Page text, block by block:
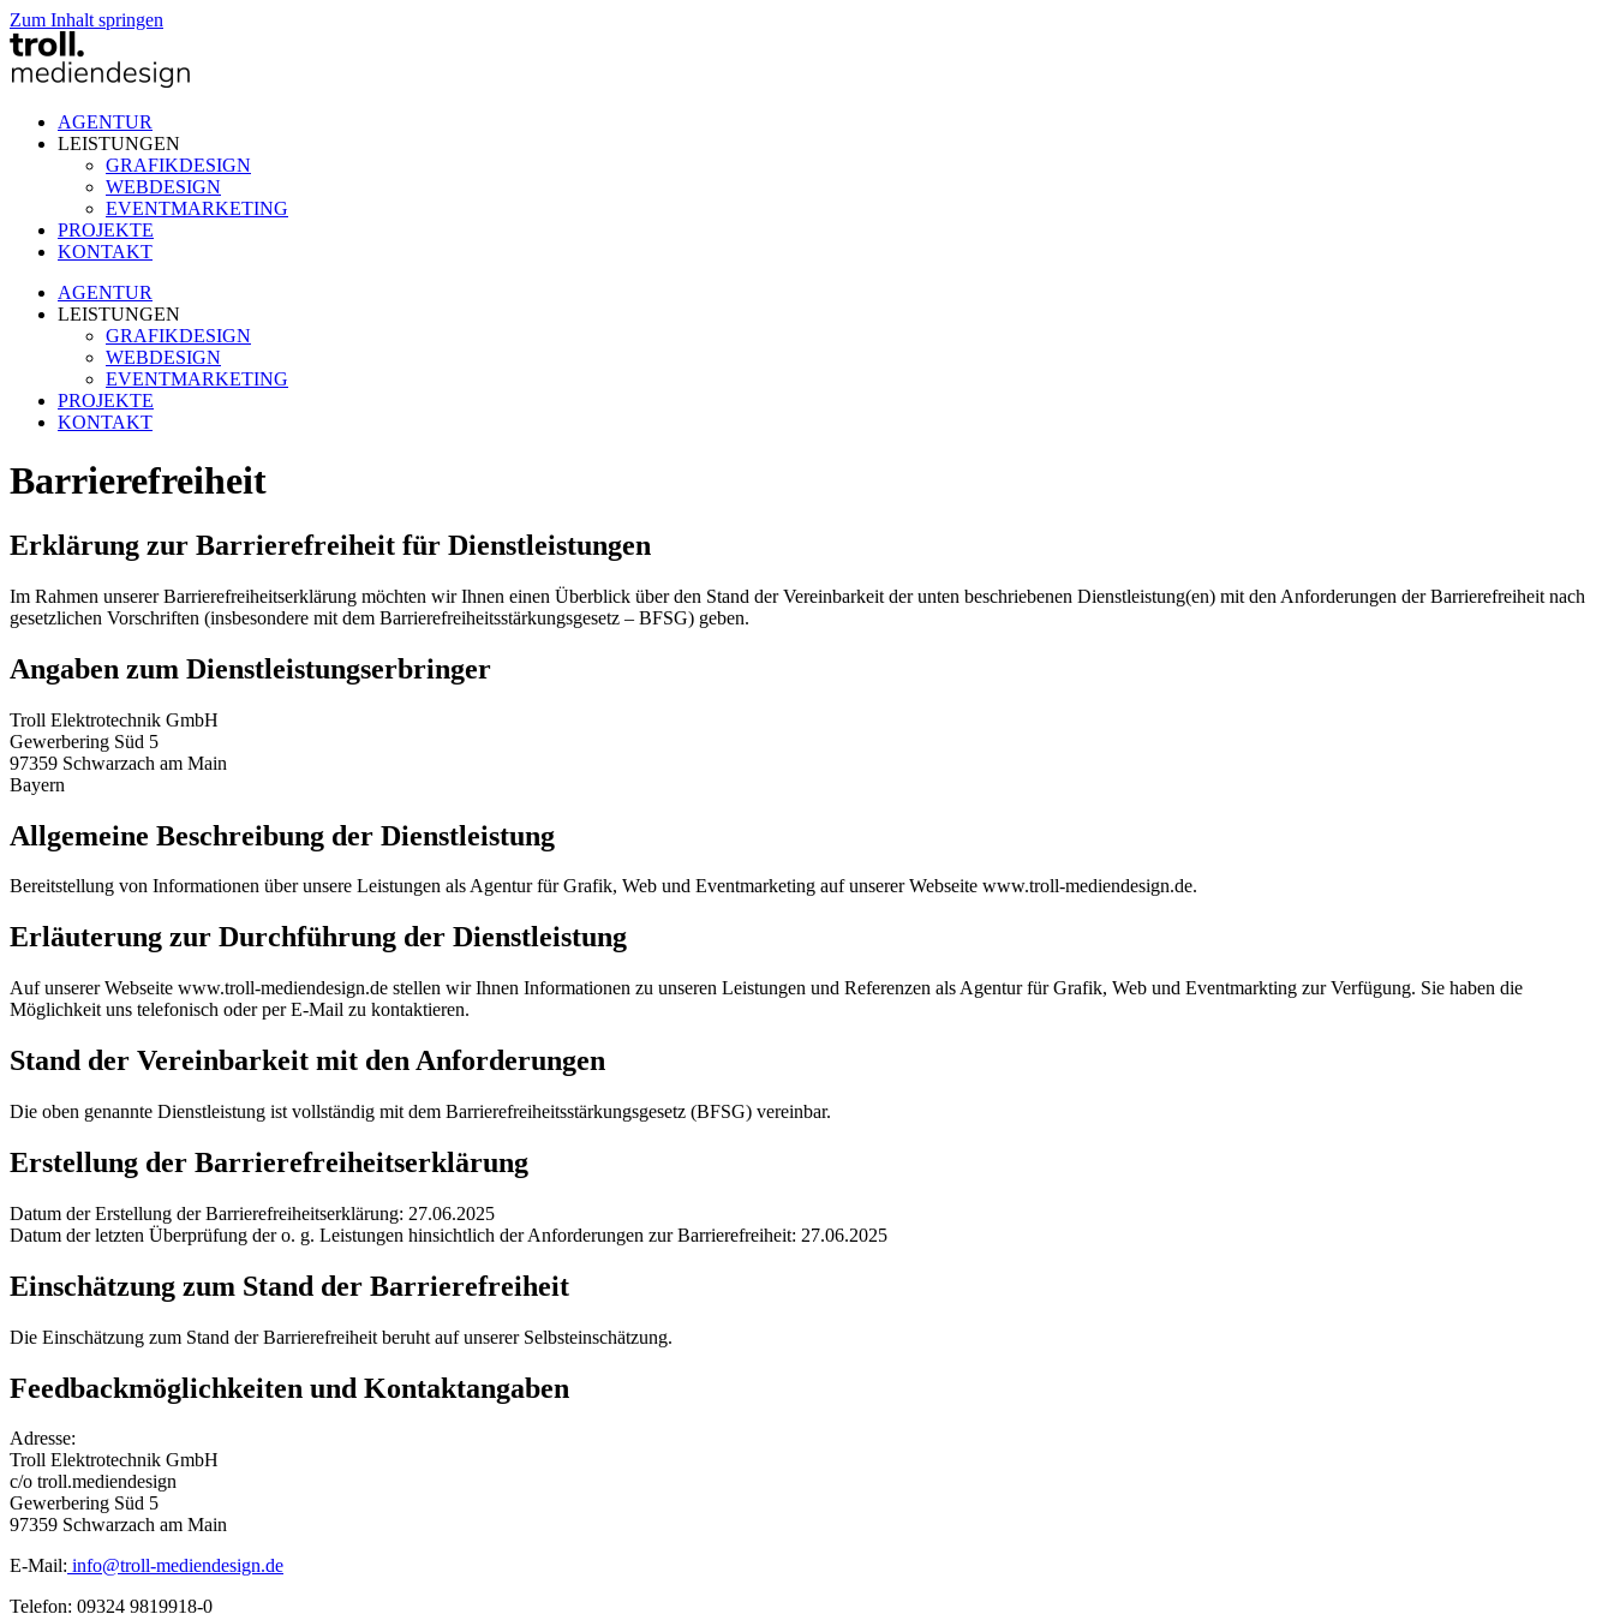
Zum Inhalt springen
AGENTUR
LEISTUNGEN
GRAFIKDESIGN
WEBDESIGN
EVENTMARKETING
PROJEKTE
KONTAKT
AGENTUR
LEISTUNGEN
GRAFIKDESIGN
WEBDESIGN
EVENTMARKETING
PROJEKTE
KONTAKT
Barrierefreiheit
Erklärung zur Barrierefreiheit für Dienstleistungen
Im Rahmen unserer Barrierefreiheitserklärung möchten wir Ihnen einen Überblick über den Stand der Vereinbarkeit der unten beschriebenen Dienstleistung(en) mit den Anforderungen der Barrierefreiheit nach
gesetzlichen Vorschriften (insbesondere mit dem Barrierefreiheitsstärkungsgesetz – BFSG) geben.
Angaben zum Dienstleistungserbringer
Troll Elektrotechnik GmbH
Gewerbering Süd 5
97359 Schwarzach am Main
Bayern
Allgemeine Beschreibung der Dienstleistung
Bereitstellung von Informationen über unsere Leistungen als Agentur für Grafik, Web und Eventmarketing auf unserer Webseite www.troll-mediendesign.de.
Erläuterung zur Durchführung der Dienstleistung
Auf unserer Webseite www.troll-mediendesign.de stellen wir Ihnen Informationen zu unseren Leistungen und Referenzen als Agentur für Grafik, Web und Eventmarkting zur Verfügung. Sie haben die
Möglichkeit uns telefonisch oder per E-Mail zu kontaktieren.
Stand der Vereinbarkeit mit den Anforderungen
Die oben genannte Dienstleistung ist vollständig mit dem Barrierefreiheitsstärkungsgesetz (BFSG) vereinbar.
Erstellung der Barrierefreiheitserklärung
Datum der Erstellung der Barrierefreiheitserklärung: 27.06.2025
Datum der letzten Überprüfung der o. g. Leistungen hinsichtlich der Anforderungen zur Barrierefreiheit: 27.06.2025
Einschätzung zum Stand der Barrierefreiheit
Die Einschätzung zum Stand der Barrierefreiheit beruht auf unserer Selbsteinschätzung.
Feedbackmöglichkeiten und Kontaktangaben
Adresse:
Troll Elektrotechnik GmbH
c/o troll.mediendesign
Gewerbering Süd 5
97359 Schwarzach am Main
E-Mail: info@troll-mediendesign.de
Telefon: 09324 9819918-0